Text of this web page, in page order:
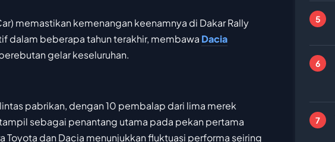
memastikan kemenangan keenamnya di Dakar Rally
dalam beberapa tahun terakhir, membawa Dacia
gelar keseluruhan.
pabrikan, dengan 10 pembalap dari lima merek
sebagai penantang utama pada pekan pertama
dan Dacia menunjukkan fluktuasi performa seiring